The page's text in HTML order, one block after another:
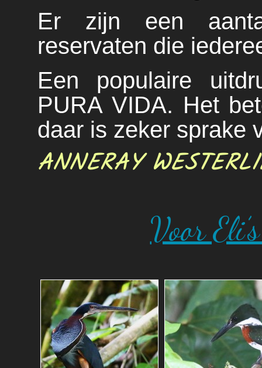
Er zijn een
reservaten die
Een populaire
PURA VIDA. Het
daar is zeker sprake
ANNERAY
Voor